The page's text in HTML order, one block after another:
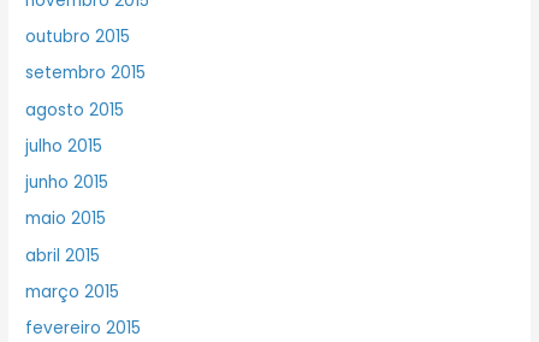
outubro 2015
setembro 2015
agosto 2015
julho 2015
junho 2015
maio 2015
abril 2015
março 2015
fevereiro 2015